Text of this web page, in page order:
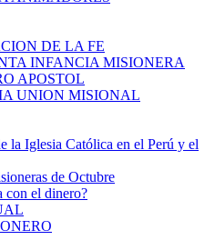
DE LA FE
INFANCIA MISIONERA
APOSTOL
UNION MISIONAL
la Iglesia Católica en el Perú y el
de Octubre
con el dinero?